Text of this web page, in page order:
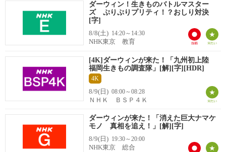
ダーウィン！生きものバトルマスター
ズ ぷりぷりプリティ！？おしり対決
[字]
8/8(土) 14:20～14:30
NHK東京 教育
[4K]ダーウィンが来た！「九州初上陸
福岡生きもの調査隊」[解][字][HDR]
4K
8/9(日) 08:00～08:28
ＮＨＫ ＢＳＰ４Ｋ
ダーウィンが来た！「消えた巨大ナマケ
モノ 真相を追え！」[解][字]
8/9(日) 19:30～20:00
NHK東京 総合